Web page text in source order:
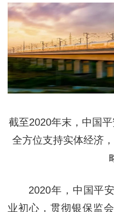
截至2020年末，中国
全方位支持实体经济
2020年，中国平安
业初心，贯彻银保监